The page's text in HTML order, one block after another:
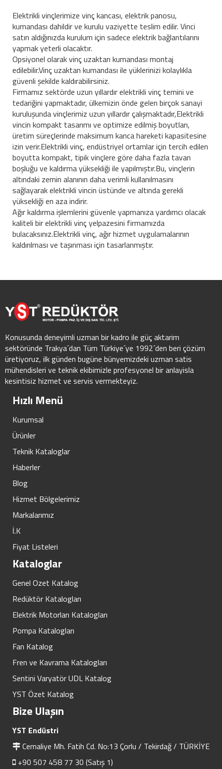
Elektrikli vinçlerimize vinç kancası, elektrik panosu,
kumandası dahildir ve kurulu vaziyette teslim edilir. Vinci
satın aldığınızda kurulum için sadece elektrik bağlantılarını
yapmak yeterli olacaktır.
Opsiyonel olarak vinç uzaktan kumandası montaj
edilebilir.Vinç uzaktan kumandası ile yüklerinizi kolaylıkla
güvenli şekilde kaldırabilirsiniz.
Firmamız sektörde uzun yıllardır elektrikli vinç temini ve
tedariğini yapmaktadır, ülkemizin önde gelen birçok sanayi
kuruluşunda vinçlerimiz uzun yıllardır çalışmaktadır,Elektrikli
vincin kompakt tasarımı ve optimize edilmiş boyutları,
üretim süreçlerinde maksimum kanca hareketi kapasitesine
izin verir.Elektrikli vinç, endüstriyel ortamlar için tercih edilen
boyutta kompakt, tipik vinçlere göre daha fazla tavan
boşluğu ve kaldırma yüksekliği ile yapılmıştır.Bu, vinçlerin
altındaki zemin alanının daha verimli kullanılmasını
sağlayarak elektrikli vincin üstünde ve altında gerekli
yüksekliği en aza indirir.
Ağır kaldırma işlemlerini güvenle yapmanıza yardımcı olacak
kaliteli bir elektrikli vinç yelpazesini firmamızda
bulacaksınız.Elektrikli vinç, ağır hizmet uygulamalarının
kaldırılması ve taşınması için tasarlanmıştır.
Konusunda deneyimli uzman bir kadro ile güç aktarim
sektöründe Trakya´dan Tüm Türkiye´ye 1992´den beri çözüm
üretiyoruz, ilk günden bugüne bünyemizdeki uzman satis
mühendisleri ve teknik ekibimizle profesyonel bir anlayisla
kesintisiz hizmet ve servis vermekteyiz.
Hızlı Menü
Kurumsal
Ürünler
Teknik Kataloglar
Haberler
Blog
Hizmet Bölgelerimiz
Markalarımız
İ.K
Fiyat Listeleri
Kataloglar
Genel Ozet Katalog
Redüktör Katalogları
Elektrik Motorları Katalogları
Pompa Katalogları
Fan Katalog
Fren ve Kavrama Katalogları
Sentini Varyatör UDL Katalog
YST Özet Katalog
Bize Ulaşın
YST Endüstri
Cemaliye Mh. Fatih Cd. No:13 Çorlu / Tekirdağ / TÜRKİYE
+90 507 458 77 30 (Satış 1)